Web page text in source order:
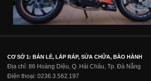
CƠ SỞ 1: BÁN LẺ, LẮP RÁP, SỬA CHỮA, BẢO HÀNH
Địa chỉ: 86 Hoàng Diệu, Q. Hải Châu, Tp. Đà Nẵng
Điện thoại: 0236.3.562.197